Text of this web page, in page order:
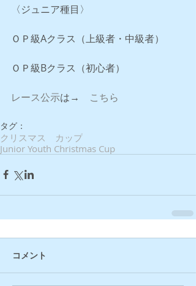
〈ジュニア種目〉
ＯＰ級Aクラス（上級者・中級者）
ＯＰ級Bクラス（初心者）
レース公示は→ こちら
タグ：
クリスマス カップ
Junior Youth Christmas Cup
コメント